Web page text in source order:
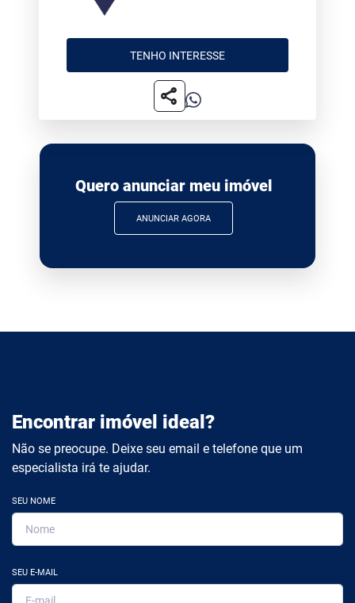
TENHO INTERESSE
share
Quero anunciar meu imóvel
ANUNCIAR AGORA
Encontrar imóvel ideal?
Não se preocupe. Deixe seu email e telefone que um
especialista irá te ajudar.
SEU NOME
SEU E-MAIL